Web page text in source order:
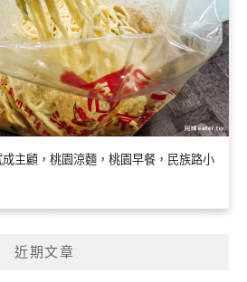
主顧，桃園涼麵，桃園早餐，民族路小
近期文章